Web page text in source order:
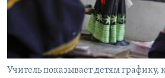
Учитель показывает детям графику,